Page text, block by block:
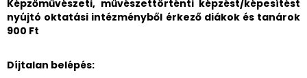
Képzőművészeti, művészettörténti képzést/képesítést
nyújtó oktatási intézményből érkező diákok és tanárok
900 Ft
Díjtalan belépés: